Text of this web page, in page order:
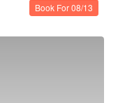
Book For 08/13